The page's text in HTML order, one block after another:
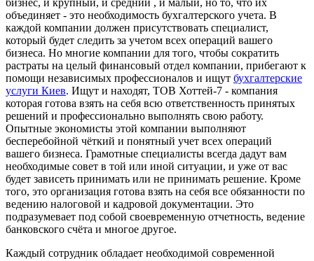
бизнес, и крупный, и средний , и малый, но то, что их
объединяет - это необходимость бухгалтерского учета. В
каждой компании должен присутствовать специалист,
который будет следить за учетом всех операций вашего
бизнеса. Но многие компании для того, чтобы сократить
растраты на целый финансовый отдел компании, прибегают к
помощи независимых профессионалов и ищут бухгалтерские
услуги Киев. Ищут и находят, ТОВ Хоттей-7 - компания
которая готова взять на себя всю ответственность принятых
решений и профессионально выполнять свою работу.
Опытные экономисты этой компании выполняют
бесперебойной чёткий и понятный учет всех операций
вашего бизнеса. Грамотные специалисты всегда дадут вам
необходимые совет в той или иной ситуации, и уже от вас
будет зависеть принимать или не принимать решение. Кроме
того, это организация готова взять на себя все обязанности по
ведению налоговой и кадровой документации. Это
подразумевает под собой своевременную отчетность, ведение
банковского счёта и многое другое.
Каждый сотрудник обладает необходимой современной